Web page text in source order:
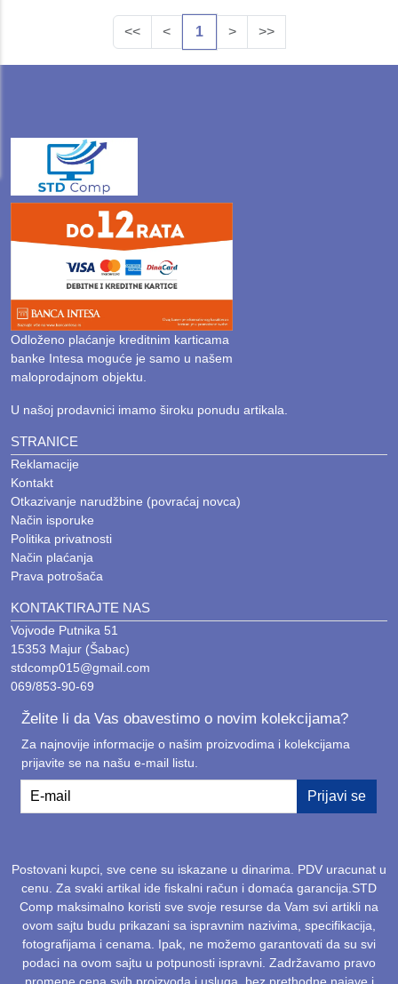
<< < 1 > >>
Odloženo plaćanje kreditnim karticama
banke Intesa moguće je samo u našem
maloprodajnom objektu.
U našoj prodavnici imamo široku ponudu artikala.
STRANICE
Reklamacije
Kontakt
Otkazivanje narudžbine (povraćaj novca)
Način isporuke
Politika privatnosti
Način plaćanja
Prava potrošača
KONTAKTIRAJTE NAS
Vojvode Putnika 51
15353 Majur (Šabac)
stdcomp015@gmail.com
069/853-90-69
Želite li da Vas obavestimo o novim kolekcijama?
Za najnovije informacije o našim proizvodima i kolekcijama
prijavite se na našu e-mail listu.
E-mail
Prijavi se
Postovani kupci, sve cene su iskazane u dinarima. PDV uracunat u
cenu. Za svaki artikal ide fiskalni račun i domaća garancija.STD
Comp maksimalno koristi sve svoje resurse da Vam svi artikli na
ovom sajtu budu prikazani sa ispravnim nazivima, specifikacija,
fotografijama i cenama. Ipak, ne možemo garantovati da su svi
podaci na ovom sajtu u potpunosti ispravni. Zadržavamo pravo